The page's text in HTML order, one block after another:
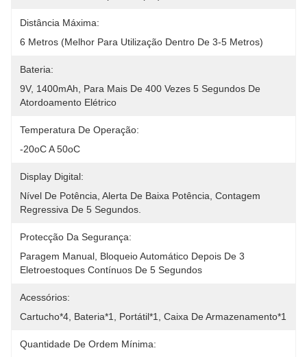
Distância Máxima:
6 Metros (melhor Para Utilização Dentro De 3-5 Metros)
Bateria:
9V, 1400mAh, Para Mais De 400 Vezes 5 Segundos De
Atordoamento Elétrico
Temperatura De Operação:
-20oC A 50oC
Display Digital:
Nível De Potência, Alerta De Baixa Potência, Contagem
Regressiva De 5 Segundos.
Protecção Da Segurança:
Paragem Manual, Bloqueio Automático Depois De 3
Eletroestoques Contínuos De 5 Segundos
Acessórios:
Cartucho*4, Bateria*1, Portátil*1, Caixa De Armazenamento*1
Quantidade De Ordem Mínima: